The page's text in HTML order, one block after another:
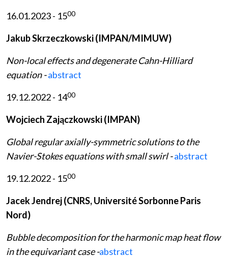
16.01.2023 - 1500
Jakub Skrzeczkowski (IMPAN/MIMUW)
Non-local effects and degenerate Cahn-Hilliard
equation -abstract
19.12.2022 - 1400
Wojciech Zajączkowski (IMPAN)
Global regular axially-symmetric solutions to the
Navier-Stokes equations with small swirl -abstract
19.12.2022 - 1500
Jacek Jendrej (CNRS, Université Sorbonne Paris
Nord)
Bubble decomposition for the harmonic map heat flow
in the equivariant case -abstract